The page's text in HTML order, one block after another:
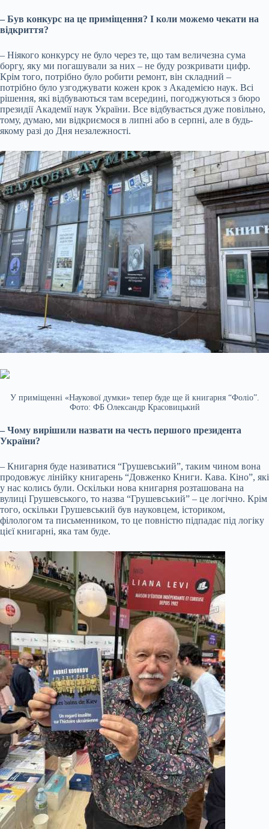
– Був конкурс на це приміщення? І коли можемо чекати на
відкриття?
– Ніякого конкурсу не було через те, що там величезна сума
боргу, яку ми погашували за них – не буду розкривати цифр.
Крім того, потрібно було робити ремонт, він складний –
потрібно було узгоджувати кожен крок з Академією наук. Всі
рішення, які відбуваються там всередині, погоджуються з бюро
президії Академії наук України. Все відбувається дуже повільно,
тому, думаю, ми відкриємося в липні або в серпні, але в будь-
якому разі до Дня незалежності.
У приміщенні «Наукової думки» тепер буде ще й книгарня “Фоліо”.
Фото: ФБ Олександр Красовицький
– Чому вирішили назвати на честь першого президента
України?
– Книгарня буде називатися “Грушевський”, таким чином вона
продовжує лінійку книгарень “Довженко Книги. Кава. Кіно”, які
у нас колись були. Оскільки нова книгарня розташована на
вулиці Грушевського, то назва “Грушевський” – це логічно. Крім
того, оскільки Грушевський був науковцем, істориком,
філологом та письменником, то це повністю підпадає під логіку
цієї книгарні, яка там буде.